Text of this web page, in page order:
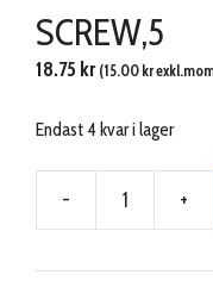
SCREW,5
18.75 kr (15.00 kr
Endast 4 kvar i lager
- +